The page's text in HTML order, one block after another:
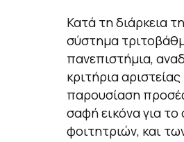
Κατά τη διάρκεια
σύστημα
πανεπιστήμια,
κριτήρια
παρουσίαση
σαφή εικόνα για
φοιτητριών, και